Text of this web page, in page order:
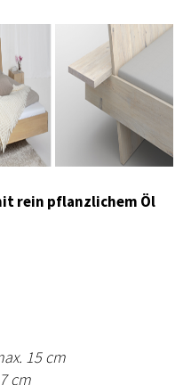
rein pflanzlichem Öl
15 cm
cm